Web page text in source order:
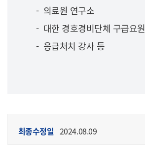
- 의료원 연구소
- 대한 경호경비단체 구급요원
- 응급처치 강사 등
최종수정일 2024.08.09